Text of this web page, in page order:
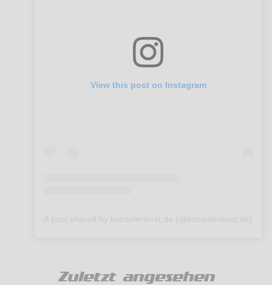
View this post on Instagram
Zuletzt angesehen